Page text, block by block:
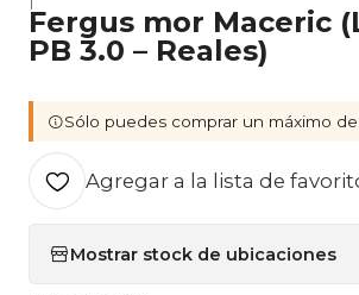
Fergus mor Maceric
PB 3.0 – Reales)
Sólo puedes comprar un máximo
Agregar a la lista de
Mostrar stock de ubicaciones